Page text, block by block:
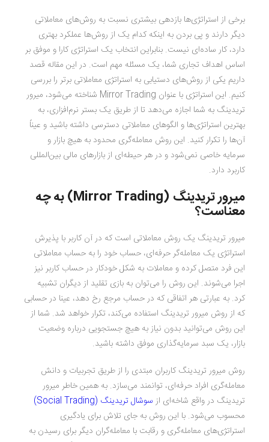
برخی از استراتژی‌ها بازدهی بیشتری نسبت به روش‌های معاملاتی
دیگر دارند و پی بردن به اینکه کدام یک از روش‌ها عملکرد بهتری
دارد، کار ساده‌ای نیست. بنابراین انتخاب یک استراتژی کارا و موفق بر
اساس اهداف تجاری شما، یک مسئله مهم است. در این مقاله قصد
داریم یکی از روش‌های دستیابی به استراتژی معاملاتی برتر را بررسی
کنیم. این استراتژی با عنوان Mirror Trading شناخته می‌شود، میرور
تریدینگ به شما اجازه می‌دهد تا از طریق یک بستر نرم‌افزاری، به
بهترین استراتژی‌ها و الگوهای معاملاتی دسترسی داشته باشید و عیناً
آن‌ها را تکرار کنید. این روش معامله‌گری محدود به هیچ بازار و
سرمایه خاصی نمی‌شود و در هر حیطه‌ای از بازارهای مالی بین‌‌المللی
کاربرد دارد.
میرور تریدینگ (Mirror Trading) به چه
معناست؟
میرور تریدینگ یک روش معاملاتی است که در آن کاربر با پذیرش
استراتژی یک معامله‌گر حرفه‌ای، حساب خود را به حساب معاملاتی
این فرد متصل کرده و معاملات به شکل خودکار در حساب کاربر نیز
اجرا می‌شوند. این روش را می‌توان به بازی تقلید از دیگران تشبیه
کرد. به عبارتی هر اتفاقی که در حساب مرجع رخ دهد، عینا در حسابی
که از روش میرور تریدینگ استفاده می‌کند، تکرار خواهد شد. شما از
این روش می‌توانید بدون نیاز به هیچ جستجویی درباره وضعیت
بازار، یک سبد سرمایه‌گذاری موفق داشته باشید.
روش میرور تریدینگ کاربران مبتدی را از طریق تجربیات و دانش
معامله‌گری افراد حرفه‌ای، توانمند می‌سازد. به همین خاطر میرور
تریدینگ در واقع شاخه‌ای از سوشال تریدینگ (Social Trading)
محسوب می‌شود. با این روش به جای تلاش برای یادگیری
استراتژی‌های معامله‌گری و رقابت با معامله‌گران دیگر برای رسیدن به